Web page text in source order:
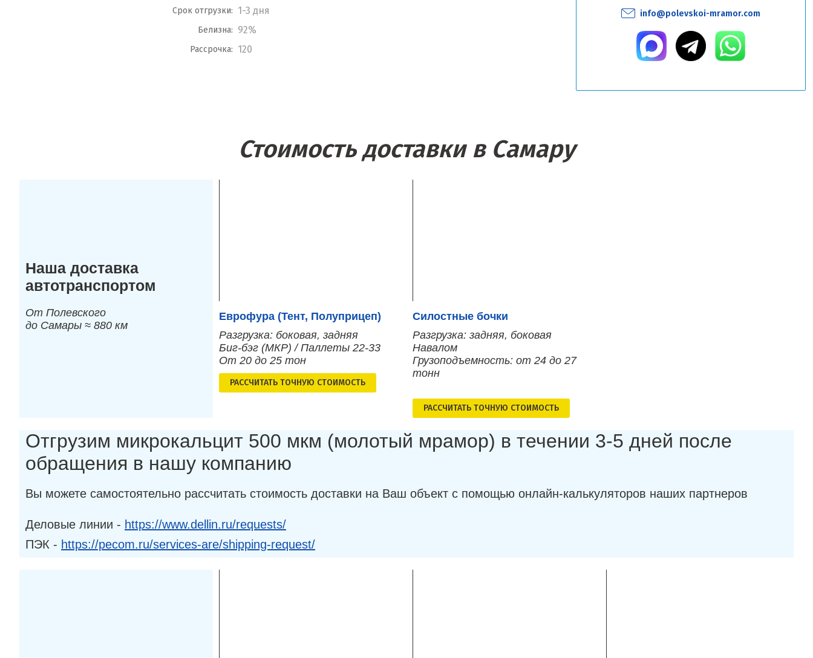
info@polevskoi-mramor.com
Срок отгрузки: 1-3 дня
Белизна: 92%
Рассрочка: 120
Стоимость доставки в Самару
Наша доставка
автотранспортом
От Полевского
до Самары ≈ 880 км
Еврофура (Тент, Полуприцеп)
Разгрузка: боковая, задняя
Биг-бэг (МКР) / Паллеты 22-33
От 20 до 25 тон
РАСCЧИТАТЬ ТОЧНУЮ СТОИМОСТЬ
Силостные бочки
Разгрузка: задняя, боковая
Навалом
Грузоподъемность: от 24 до 27
тонн
РАСCЧИТАТЬ ТОЧНУЮ СТОИМОСТЬ
Отгрузим микрокальцит 500 мкм (молотый мрамор) в течении 3-5 дней после
обращения в нашу компанию
Вы можете самостоятельно рассчитать стоимость доставки на Ваш объект с помощью онлайн-калькуляторов наших партнеров
Деловые линии - https://www.dellin.ru/requests/
ПЭК - https://pecom.ru/services-are/shipping-request/